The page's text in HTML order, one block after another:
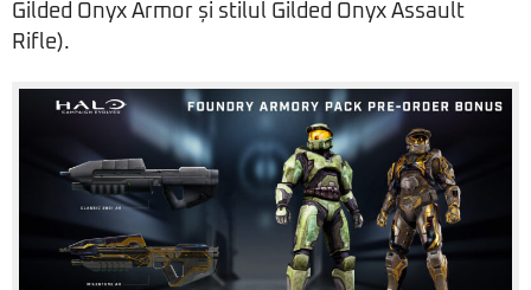
Gilded Onyx Armor și stilul Gilded Onyx Assault
Rifle).